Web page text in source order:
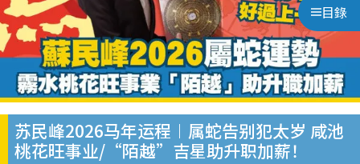
目錄
苏民峰2026马年运程︱属蛇告别犯太岁 咸池
桃花旺事业/“陌越”吉星助升职加薪！